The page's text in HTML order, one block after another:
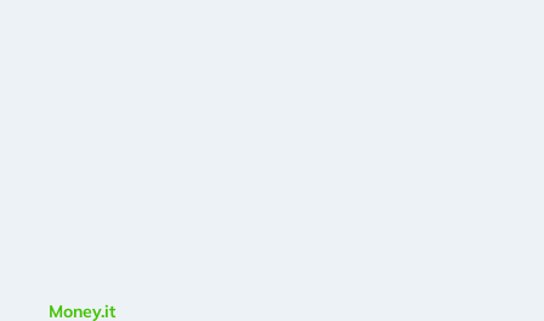
Money.it